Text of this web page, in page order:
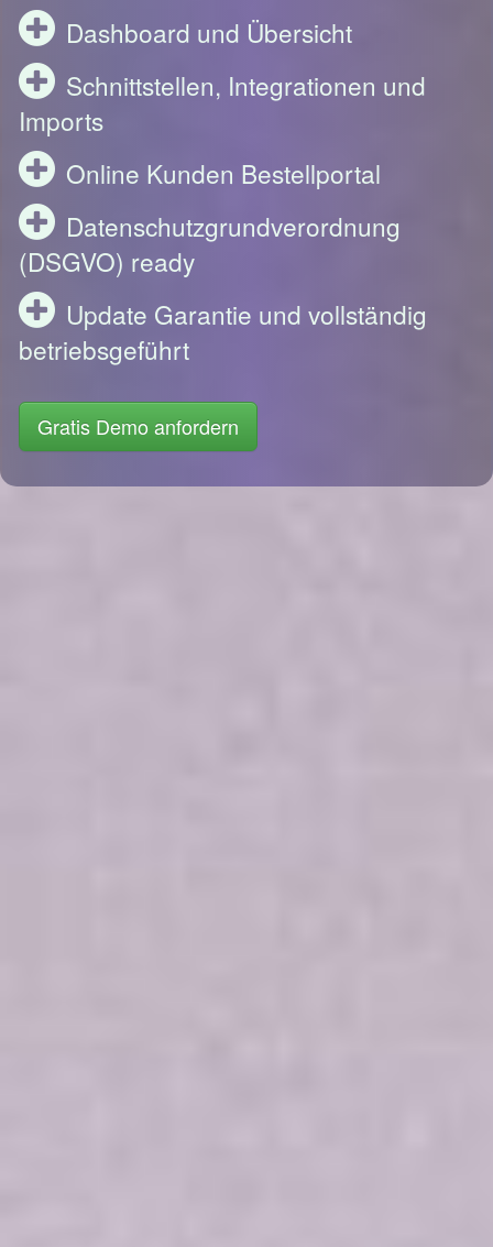
Dashboard und Übersicht
Schnittstellen, Integrationen und
Imports
Online Kunden Bestellportal
Datenschutzgrundverordnung
(DSGVO) ready
Update Garantie und vollständig
betriebsgeführt
Gratis Demo anfordern